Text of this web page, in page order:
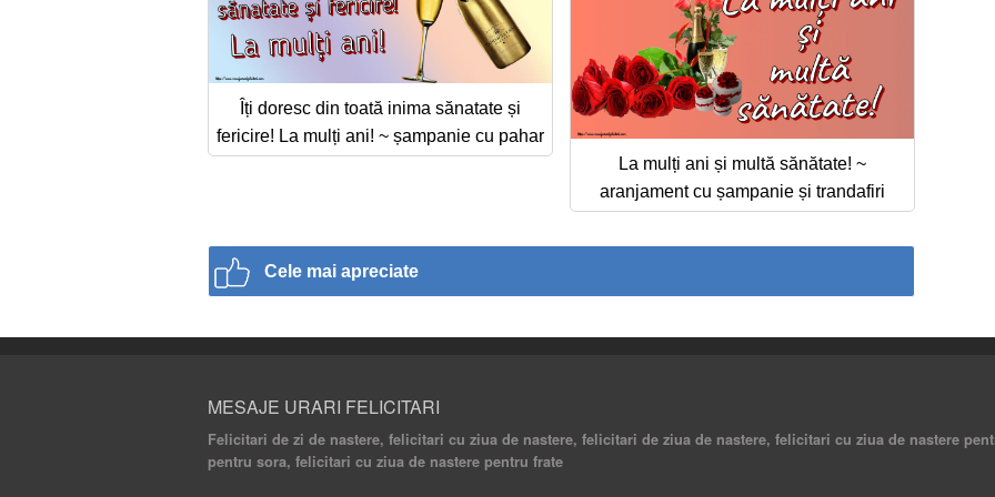
Îți doresc din toată inima sănatate și
fericire! La mulți ani! ~ șampanie cu pahar
La mulți ani și multă sănătate! ~
aranjament cu șampanie și trandafiri
Cele mai apreciate
MESAJE URARI FELICITARI
Felicitari de zi de nastere, felicitari cu ziua de nastere, felicitari de ziua de nastere, felicitari cu ziua de nastere
pentru sora, felicitari cu ziua de nastere pentru frate